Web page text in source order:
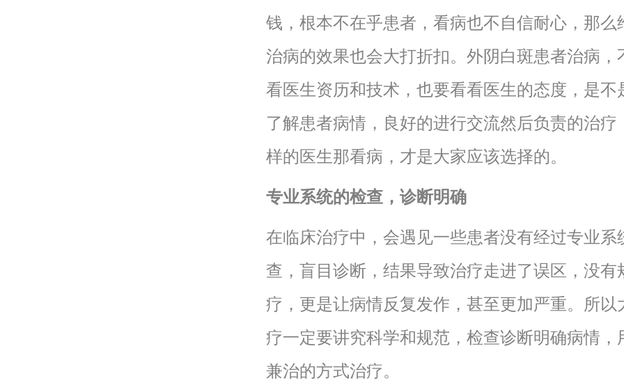
钱，根本不在乎患者，看病也不自信耐心，那么
治病的效果也会大打折扣。外阴白斑患者治病，
看医生资历和技术，也要看看医生的态度，是不
了解患者病情，良好的进行交流然后负责的治疗
样的医生那看病，才是大家应该选择的。
专业系统的检查，诊断明确
在临床治疗中，会遇见一些患者没有经过专业系
查，盲目诊断，结果导致治疗走进了误区，没有
疗，更是让病情反复发作，甚至更加严重。所以
疗一定要讲究科学和规范，检查诊断明确病情，
兼治的方式治疗。